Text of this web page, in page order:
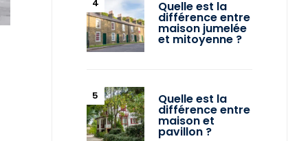
Quelle est la
différence entre
maison jumelée
et mitoyenne ?
Quelle est la
différence entre
maison et
pavillon ?